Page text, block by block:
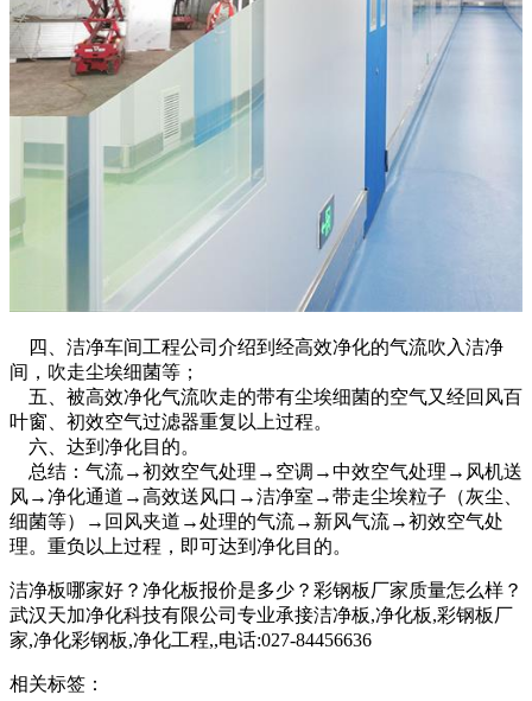
四、洁净车间工程公司介绍到经高效净化的气流吹入洁净
间，吹走尘埃细菌等；
五、被高效净化气流吹走的带有尘埃细菌的空气又经回风百
叶窗、初效空气过滤器重复以上过程。
六、达到净化目的。
总结：气流→初效空气处理→空调→中效空气处理→风机送
风→净化通道→高效送风口→洁净室→带走尘埃粒子（灰尘、
细菌等）→回风夹道→处理的气流→新风气流→初效空气处
理。重负以上过程，即可达到净化目的。
洁净板哪家好？净化板报价是多少？彩钢板厂家质量怎么样？
武汉天加净化科技有限公司专业承接洁净板,净化板,彩钢板厂
家,净化彩钢板,净化工程,,电话:027-84456636
相关标签：